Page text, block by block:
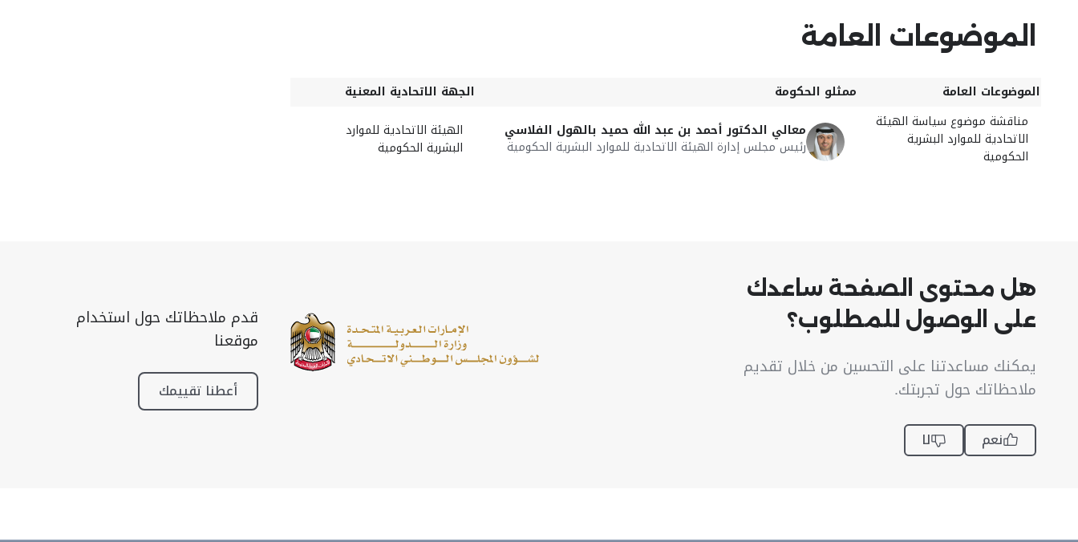
الموضوعات العامة
الموضوعات العامة ممثلو الحكومة
الجهة الاتحادية المعنية
مناقشة موضوع سياسة الهيئة
الاتحادية للموارد البشرية
الحكومية
معالي الدكتور أحمد بن عبد الله حميد بالهول الفلاسي
رئيس مجلس إدارة الهيئة الاتحادية للموارد البشرية الحكومية
الهيئة الاتحادية للموارد
البشرية الحكومية
هل محتوى الصفحة ساعدك
على الوصول للمطلوب؟
يمكنك مساعدتنا على التحسين من خلال تقديم
ملاحظاتك حول تجربتك.
نعم لا
قدم ملاحظاتك حول استخدام
موقعنا
أعطنا تقييمك